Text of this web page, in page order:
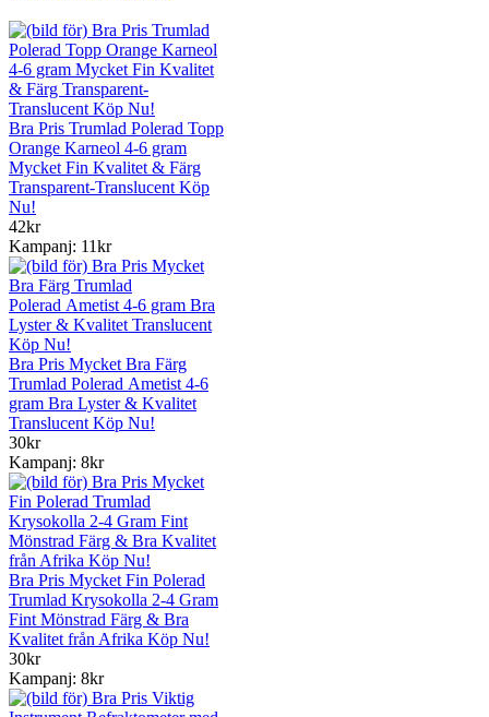
Bra Pris Trumlad Polerad Topp
Orange Karneol 4-6 gram
Mycket Fin Kvalitet & Färg
Transparent-Translucent Köp
Nu!
42kr
Kampanj: 11kr
Bra Pris Mycket Bra Färg
Trumlad Polerad Ametist 4-6
gram Bra Lyster & Kvalitet
Translucent Köp Nu!
30kr
Kampanj: 8kr
Bra Pris Mycket Fin Polerad
Trumlad Krysokolla 2-4 Gram
Fint Mönstrad Färg & Bra
Kvalitet från Afrika Köp Nu!
30kr
Kampanj: 8kr